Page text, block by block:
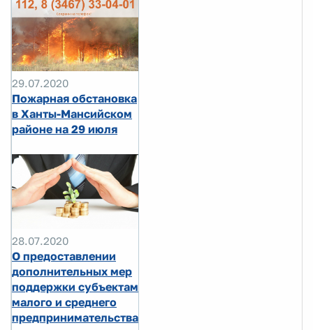
29.07.2020
Пожарная обстановка
в Ханты-Мансийском
районе на 29 июля
28.07.2020
О предоставлении
дополнительных мер
поддержки субъектам
малого и среднего
предпринимательства